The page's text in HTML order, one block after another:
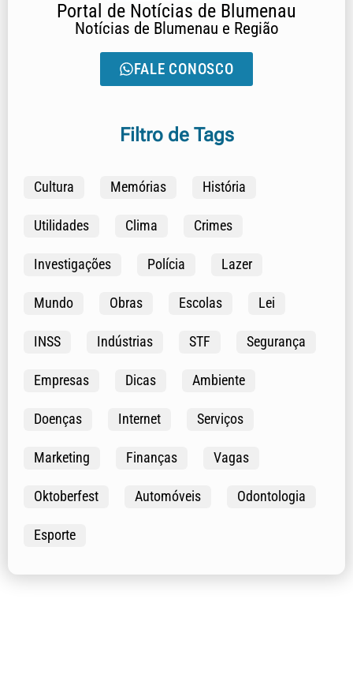
Portal de Notícias de Blumenau
Notícias de Blumenau e Região
FALE CONOSCO
Filtro de Tags
Cultura Memórias História
Utilidades Clima Crimes
Investigações Polícia Lazer
Mundo Obras Escolas Lei
INSS Indústrias STF Segurança
Empresas Dicas Ambiente
Doenças Internet Serviços
Marketing Finanças Vagas
Oktoberfest Automóveis Odontologia
Esporte